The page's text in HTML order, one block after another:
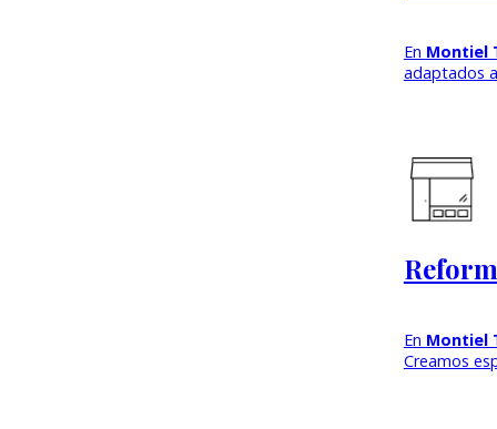
En Montiel
adaptados
En Montiel
Creamos